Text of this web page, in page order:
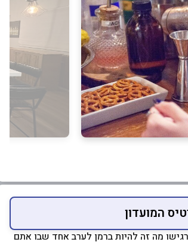
מה זה להיות ברמן לערב אחד שבו אתם